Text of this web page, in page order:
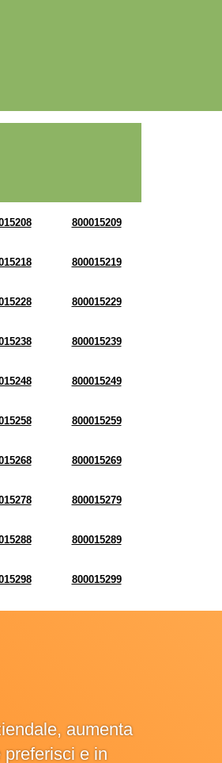
800015209
800015219
800015229
800015239
800015249
800015259
800015269
800015279
800015289
800015299
aumenta
e in